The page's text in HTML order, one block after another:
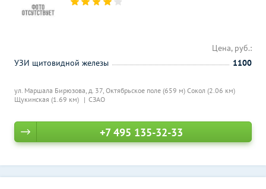
ул. Маршала Бирюзова, д. 37, Октябрьское поле (659 м) Сокол (2.06 км)
Щукинская (1.69 км)
СЗАО
Цена, руб.:
УЗИ щитовидной железы
1100
+7 495 135-32-33